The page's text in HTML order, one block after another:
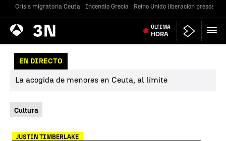
Crisis migratoria Ceuta Incendio Grecia Reino Unido liberación presos
Antena
3 Noticias ÚLTIMA
HORA
EN DIRECTO
La acogida de menores en Ceuta, al límite
Cultura
JUSTIN TIMBERLAKE